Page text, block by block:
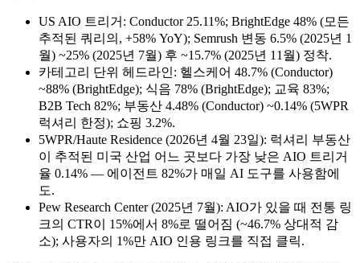
US AIO 트리거: Conductor 25.11%; BrightEdge 48% (모든
추적된 쿼리의, +58% YoY); Semrush 변동 6.5% (2025년 1
월) ~25% (2025년 7월) 후 ~15.7% (2025년 11월) 정착.
카테고리 단위 헤드라인: 헬스케어 48.7% (Conductor)
~88% (BrightEdge); 식음 78% (BrightEdge); 교육 83%;
B2B Tech 82%; 부동산 4.48% (Conductor) ~0.14% (5WPR
럭셔리 한정); 쇼핑 3.2%.
5WPR/Haute Residence (2026년 4월 23일): 럭셔리 부동산
이 추적된 미국 산업 어느 곳보다 가장 낮은 AIO 트리거
율 0.14% — 에이전트 82%가 매일 AI 도구를 사용함에
도.
Pew Research Center (2025년 7월): AIO가 있을 때 전통 링
크의 CTR이 15%에서 8%로 떨어짐 (~46.7% 상대적 감
소); 사용자의 1%만 AIO 인용 링크를 직접 클릭.